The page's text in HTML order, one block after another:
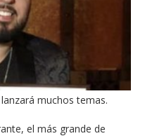
muchos temas.
el más grande de